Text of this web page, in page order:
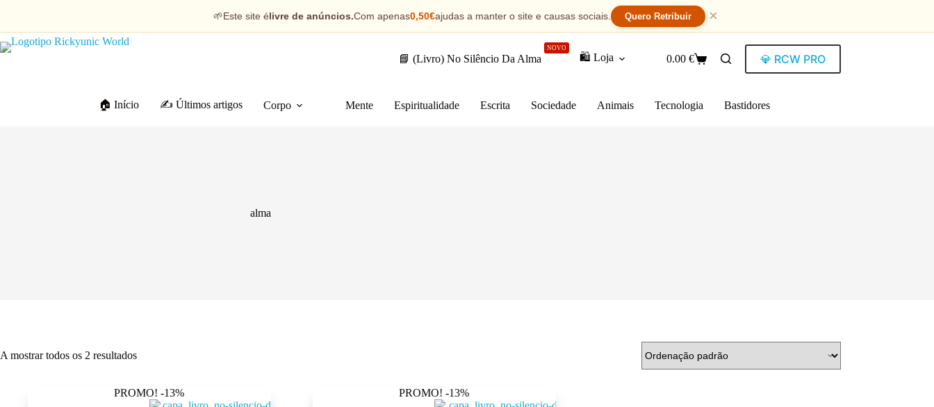
🌱Este site élivre de anúncios.Com apenas0,50€ajudas a manter o site e causas sociais. Quero Retribuir ×
📘 (Livro) No Silêncio Da Alma
NOVO
🛍️ Loja 0.00 € 💎 RCW PRO
🏠 Início ✍️ Últimos artigos Corpo Mente Espiritualidade Escrita Sociedade Animais Tecnologia Bastidores
alma
A mostrar todos os 2 resultados
PROMO! -13% PROMO! -13%